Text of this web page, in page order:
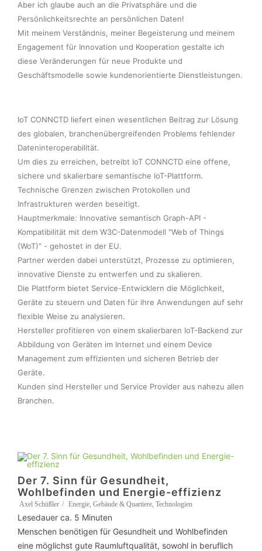
Aber ich glaube auch an die Privatsphäre und die
Persönlichkeitsrechte an persönlichen Daten!
Mit meinem Verständnis, meiner Begeisterung und meinem
Engagement für Innovation und Kooperation gestalte ich
diese Veränderungen für neue Produkte und
Geschäftsmodelle sowie kundenorientierte Dienstleistungen.
IoT CONNCTD liefert einen wesentlichen Beitrag zur Lösung
des globalen, branchenübergreifenden Problems fehlender
Dateninteroperabilität.
Um dies zu erreichen, betreibt IoT CONNCTD eine offene,
sichere und skalierbare semantische IoT-Plattform.
Technische Grenzen zwischen Protokollen und
Infrastrukturen werden beseitigt.
Hauptmerkmale: Innovative semantisch Graph-API -
Kompatibilität mit dem W3C-Datenmodell "Web of Things
(WoT)" - gehostet in der EU.
Partner werden dabei unterstützt, Prozesse zu optimieren,
innovative Dienste zu entwerfen und zu skalieren.
Die Plattform bietet Service-Entwicklern die Möglichkeit,
Geräte zu steuern und Daten für ihre Anwendungen auf sehr
flexible Weise zu analysieren.
Hersteller profitieren von einem skalierbaren IoT-Backend zur
Abbildung von Geräten im Internet und einem Device
Management zum effizienten und sicheren Betrieb der
Geräte.
Kunden sind Hersteller und Service Provider aus nahezu allen
Branchen.
Der 7. Sinn für Gesundheit,
Wohlbefinden und Energie-effizienz
Axel Schüßler Energie, Gebäude & Quartiere, Technologien
Lesedauer ca. 5 Minuten
Menschen benötigen für Gesundheit und Wohlbefinden
eine möglichst gute Raumluftqualität, sowohl in beruflich